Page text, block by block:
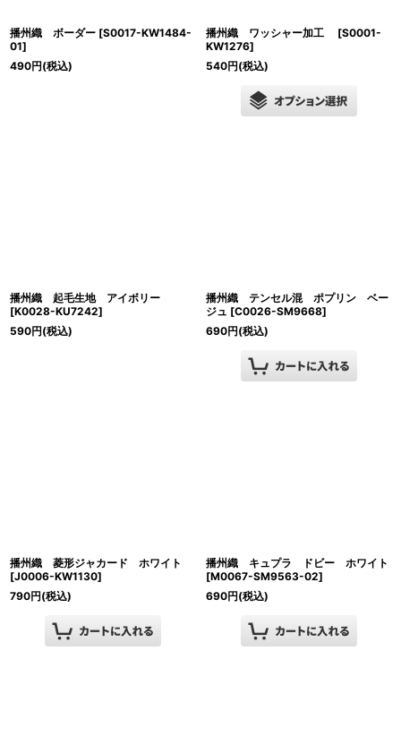
播州織 ボーダー [S0017-KW1484-
01]
490円(税込)
播州織 ワッシャー加工 [S0001-
KW1276]
540円(税込)
播州織 起毛生地 アイボリー
[K0028-KU7242]
590円(税込)
播州織 テンセル混 ポプリン ベー
ジュ [C0026-SM9668]
690円(税込)
播州織 菱形ジャカード ホワイト
[J0006-KW1130]
790円(税込)
播州織 キュプラ ドビー ホワイト
[M0067-SM9563-02]
690円(税込)